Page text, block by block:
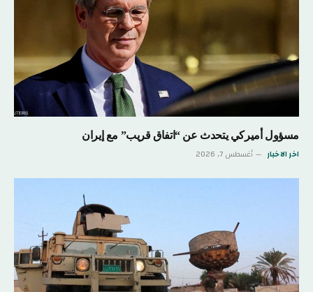
مسؤول أميركي يتحدث عن “اتفاق قريب” مع إيران
اخر الاخبار أغسطس 7, 2026